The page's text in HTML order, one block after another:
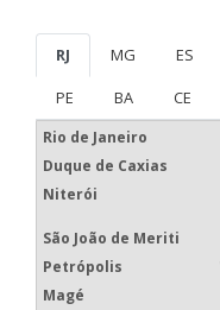
RJ MG ES
PE
BA CE
Rio de Janeiro
Duque de Caxias
Niterói
São João de Meriti
Petrópolis
Magé